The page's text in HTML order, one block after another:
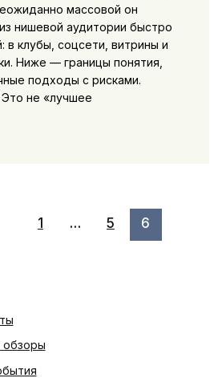
массовой он
нишевой аудитории быстро
в клубы, соцсети, витрины и
Ниже — границы понятия,
подходы с рисками.
не «лучшее
1 … 5 6
обзоры